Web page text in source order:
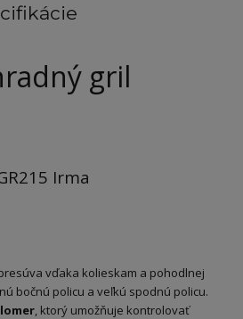
gril
Irma
vďaka kolieskam a pohodlnej
bočnú policu a veľkú spodnú policu.
, ktorý umožňuje kontrolovať